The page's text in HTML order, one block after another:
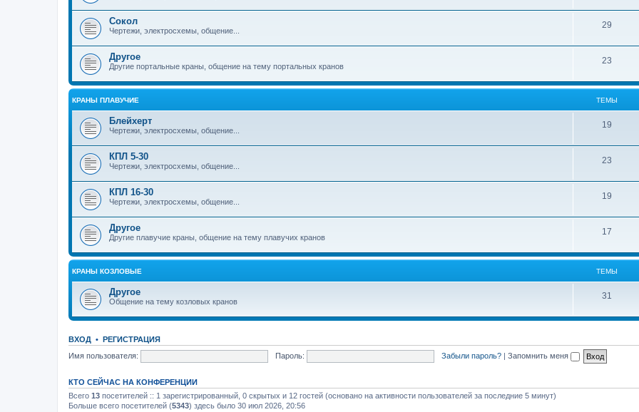
Сокол
Чертежи, электросхемы, общение...
29
Другое
Другие портальные краны, общение на тему портальных кранов
23
КРАНЫ ПЛАВУЧИЕ ТЕМЫ
Блейхерт
Чертежи, электросхемы, общение...
19
КПЛ 5-30
Чертежи, электросхемы, общение...
23
КПЛ 16-30
Чертежи, электросхемы, общение...
19
Другое
Другие плавучие краны, общение на тему плавучих кранов
17
КРАНЫ КОЗЛОВЫЕ ТЕМЫ
Другое
Общение на тему козловых кранов
31
ВХОД • РЕГИСТРАЦИЯ
Имя пользователя:
Пароль: Забыли пароль? | Запомнить меня
КТО СЕЙЧАС НА КОНФЕРЕНЦИИ
Всего 13 посетителей :: 1 зарегистрированный, 0 скрытых и 12 гостей (основано на активности пользователей за последние 5 минут)
Больше всего посетителей (5343) здесь было 30 июл 2026, 20:56